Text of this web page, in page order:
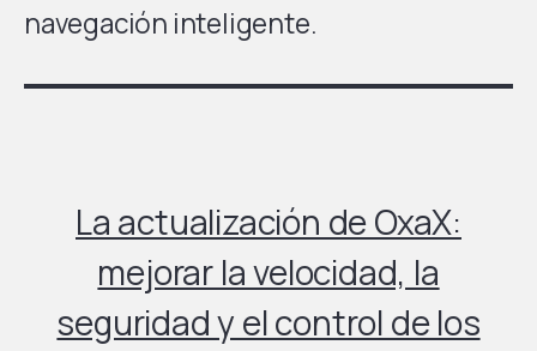
navegación inteligente.
La actualización de OxaX:
mejorar la velocidad, la
seguridad y el control de los